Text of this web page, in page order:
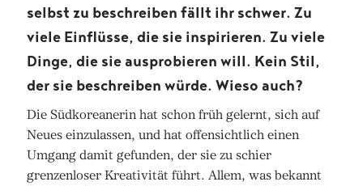
selbst zu beschreiben fällt ihr schwer. Zu
viele Einflüsse, die sie inspirieren. Zu viele
Dinge, die sie ausprobieren will. Kein Stil,
der sie beschreiben würde. Wieso auch?
Die Südkoreanerin hat schon früh gelernt, sich auf
Neues einzulassen, und hat offensichtlich einen
Umgang damit gefunden, der sie zu schier
grenzenloser Kreativität führt. Allem, was bekannt